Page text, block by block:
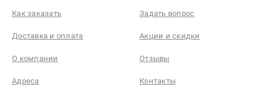
Как заказать Задать вопрос
Доставка и оплата Акции и скидки
О компании Отзывы
Адреса Контакты